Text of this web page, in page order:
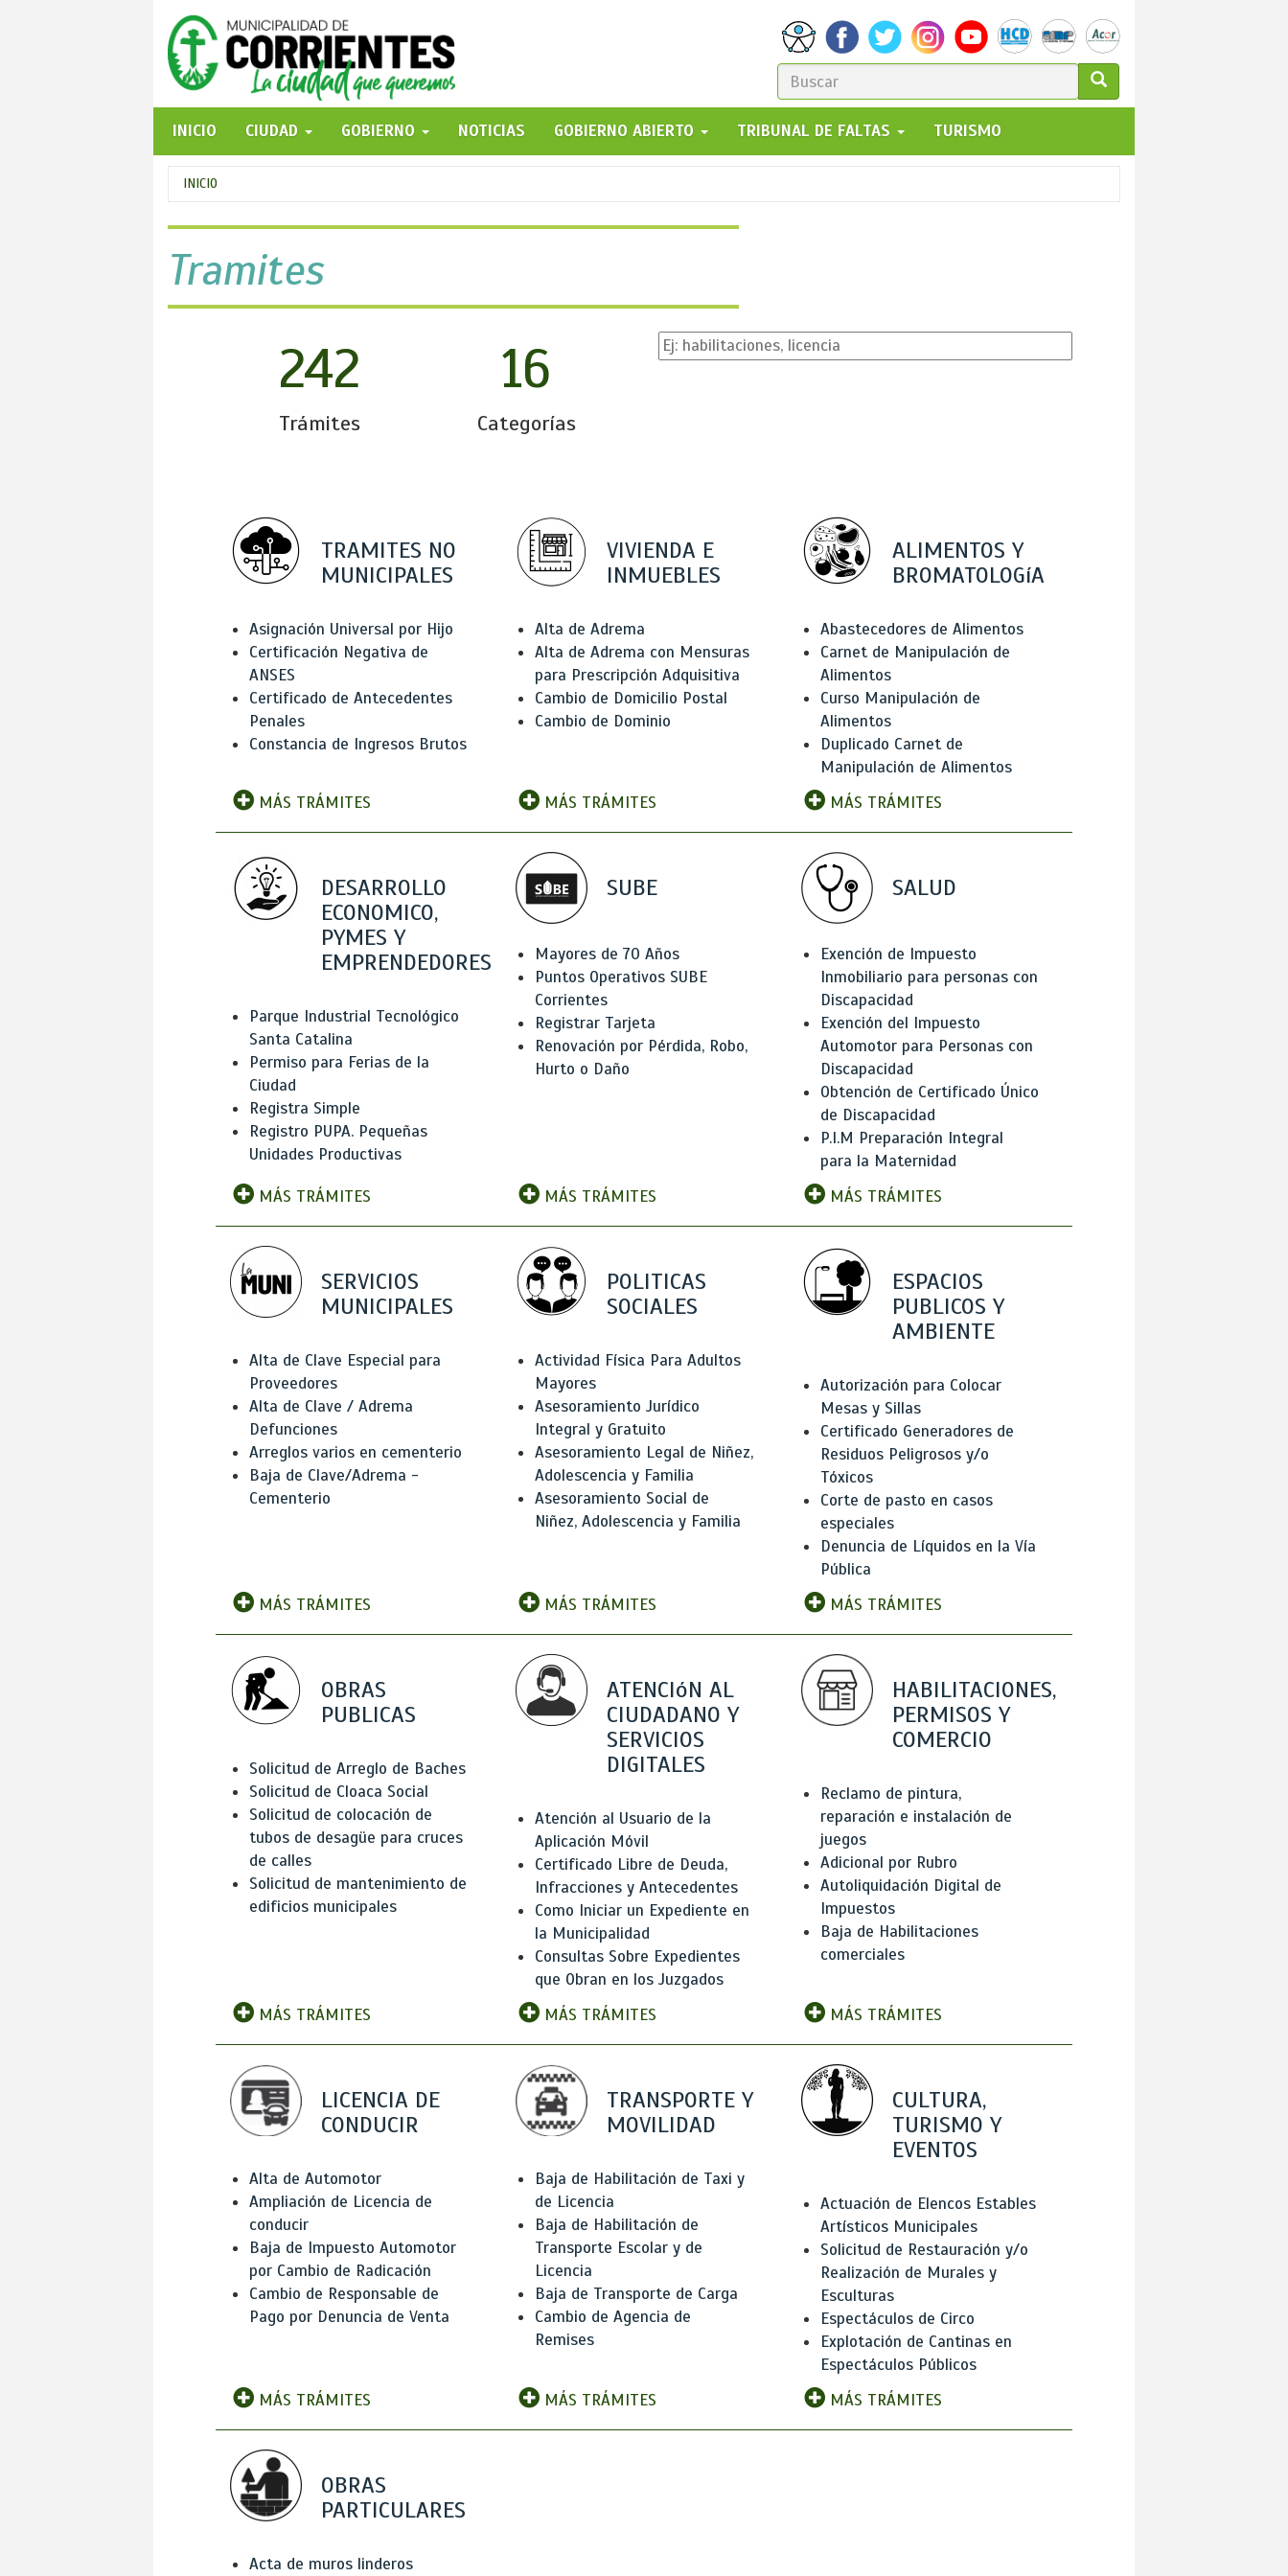
FORMULARIO
DE
BÚSQUEDA
GO!
INICIO
CIUDAD GOBIERNO NOTICIAS GOBIERNO ABIERTO TRIBUNAL DE FALTAS TURISMO
Se
encuentra
usted
aquí
INICIO
Tramites
242
Trámites
16
Categorías
TRAMITES NO
MUNICIPALES
Asignación Universal por Hijo
Certificación Negativa de
ANSES
Certificado de Antecedentes
Penales
Constancia de Ingresos Brutos
MÁS TRÁMITES
VIVIENDA E
INMUEBLES
Alta de Adrema
Alta de Adrema con Mensuras
para Prescripción Adquisitiva
Cambio de Domicilio Postal
Cambio de Dominio
MÁS TRÁMITES
ALIMENTOS Y
BROMATOLOGíA
Abastecedores de Alimentos
Carnet de Manipulación de
Alimentos
Curso Manipulación de
Alimentos
Duplicado Carnet de
Manipulación de Alimentos
MÁS TRÁMITES
DESARROLLO
ECONOMICO,
PYMES Y
EMPRENDEDORES
Parque Industrial Tecnológico
Santa Catalina
Permiso para Ferias de la
Ciudad
Registra Simple
Registro PUPA. Pequeñas
Unidades Productivas
MÁS TRÁMITES
SUBE
Mayores de 70 Años
Puntos Operativos SUBE
Corrientes
Registrar Tarjeta
Renovación por Pérdida, Robo,
Hurto o Daño
MÁS TRÁMITES
SALUD
Exención de Impuesto
Inmobiliario para personas con
Discapacidad
Exención del Impuesto
Automotor para Personas con
Discapacidad
Obtención de Certificado Único
de Discapacidad
P.I.M Preparación Integral
para la Maternidad
MÁS TRÁMITES
SERVICIOS
MUNICIPALES
Alta de Clave Especial para
Proveedores
Alta de Clave / Adrema
Defunciones
Arreglos varios en cementerio
Baja de Clave/Adrema -
Cementerio
MÁS TRÁMITES
POLITICAS
SOCIALES
Actividad Física Para Adultos
Mayores
Asesoramiento Jurídico
Integral y Gratuito
Asesoramiento Legal de Niñez,
Adolescencia y Familia
Asesoramiento Social de
Niñez, Adolescencia y Familia
MÁS TRÁMITES
ESPACIOS
PUBLICOS Y
AMBIENTE
Autorización para Colocar
Mesas y Sillas
Certificado Generadores de
Residuos Peligrosos y/o
Tóxicos
Corte de pasto en casos
especiales
Denuncia de Líquidos en la Vía
Pública
MÁS TRÁMITES
OBRAS
PUBLICAS
Solicitud de Arreglo de Baches
Solicitud de Cloaca Social
Solicitud de colocación de
tubos de desagüe para cruces
de calles
Solicitud de mantenimiento de
edificios municipales
MÁS TRÁMITES
ATENCIóN AL
CIUDADANO Y
SERVICIOS
DIGITALES
Atención al Usuario de la
Aplicación Móvil
Certificado Libre de Deuda,
Infracciones y Antecedentes
Como Iniciar un Expediente en
la Municipalidad
Consultas Sobre Expedientes
que Obran en los Juzgados
MÁS TRÁMITES
HABILITACIONES,
PERMISOS Y
COMERCIO
Reclamo de pintura,
reparación e instalación de
juegos
Adicional por Rubro
Autoliquidación Digital de
Impuestos
Baja de Habilitaciones
comerciales
MÁS TRÁMITES
LICENCIA DE
CONDUCIR
Alta de Automotor
Ampliación de Licencia de
conducir
Baja de Impuesto Automotor
por Cambio de Radicación
Cambio de Responsable de
Pago por Denuncia de Venta
MÁS TRÁMITES
TRANSPORTE Y
MOVILIDAD
Baja de Habilitación de Taxi y
de Licencia
Baja de Habilitación de
Transporte Escolar y de
Licencia
Baja de Transporte de Carga
Cambio de Agencia de
Remises
MÁS TRÁMITES
CULTURA,
TURISMO Y
EVENTOS
Actuación de Elencos Estables
Artísticos Municipales
Solicitud de Restauración y/o
Realización de Murales y
Esculturas
Espectáculos de Circo
Explotación de Cantinas en
Espectáculos Públicos
MÁS TRÁMITES
OBRAS
PARTICULARES
Acta de muros linderos